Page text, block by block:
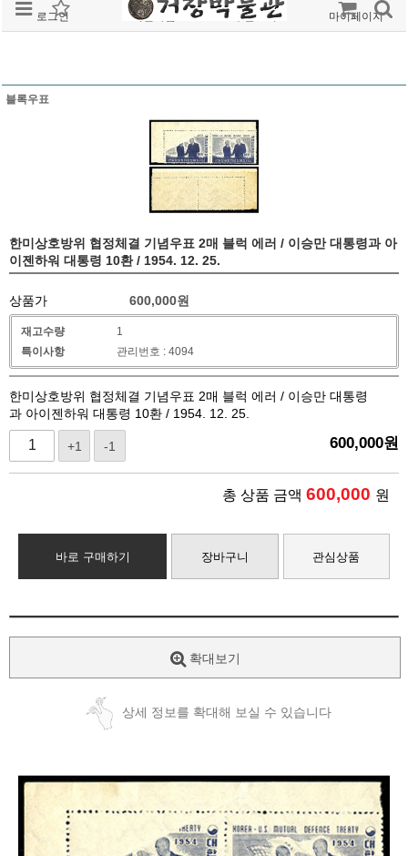
로그인 회원가입 주문조회 마이페이지
블록우표
한미상호방위 협정체결 기념우표 2매 블럭 에러 / 이승만 대통령과 아
이젠하워 대통령 10환 / 1954. 12. 25.
상품가 600,000원
재고수량
1
특이사항
관리번호 : 4094
한미상호방위 협정체결 기념우표 2매 블럭 에러 / 이승만 대통령
과 아이젠하워 대통령 10환 / 1954. 12. 25.
+1 -1 600,000원
총 상품 금액 600,000 원
바로 구매하기 장바구니 관심상품
확대보기
상세 정보를 확대해 보실 수 있습니다